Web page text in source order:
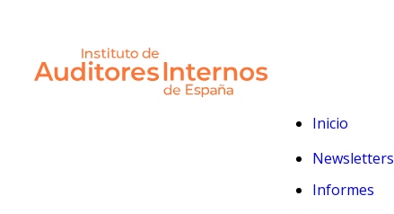
Inicio
Newsletters
Informes